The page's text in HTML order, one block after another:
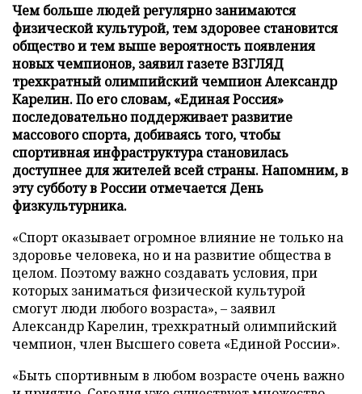
Чем больше людей регулярно занимаются
физической культурой, тем здоровее становится
общество и тем выше вероятность появления
новых чемпионов, заявил газете ВЗГЛЯД
трехкратный олимпийский чемпион Александр
Карелин. По его словам, «Единая Россия»
последовательно поддерживает развитие
массового спорта, добиваясь того, чтобы
спортивная инфраструктура становилась
доступнее для жителей всей страны. Напомним, в
эту субботу в России отмечается День
физкультурника.
«Спорт оказывает огромное влияние не только на
здоровье человека, но и на развитие общества в
целом. Поэтому важно создавать условия, при
которых заниматься физической культурой
смогут люди любого возраста», – заявил
Александр Карелин, трехкратный олимпийский
чемпион, член Высшего совета «Единой России».
«Быть спортивным в любом возрасте очень важно